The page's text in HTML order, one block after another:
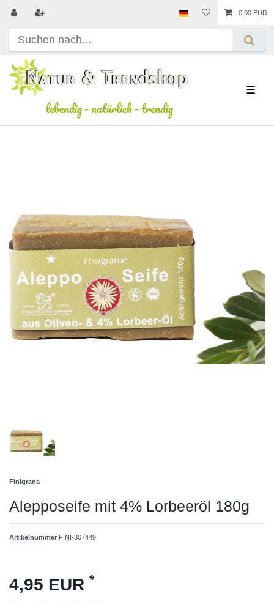
0,00 EUR
lebendig-natürlich-trendig
☰
Finigrana
Alepposeife mit 4% Lorbeeröl 180g
Artikelnummer FINI-307449
4,95 EUR *